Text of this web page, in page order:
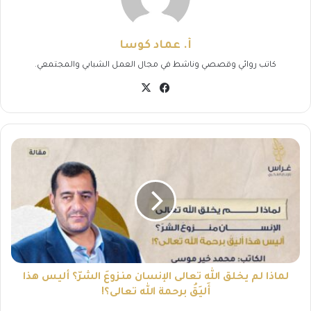
أ. عماد كوسا
كاتب روائي وقصصي وناشط في مجال العمل الشبابي والمجتمعي.
فيسبوك
لماذا
يخلق
تعالى
الإنسان
منزوعَ
الشرّ؟
أليس
لماذا لم يخلق الله تعالى الإنسان منزوعَ الشرّ؟ أليس هذا
أَليَقُ برحمة الله تعالى؟!